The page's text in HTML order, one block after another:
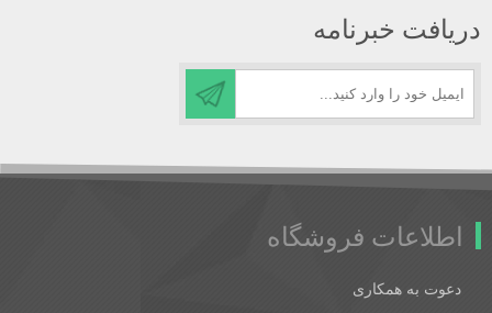
دریافت خبرنامه
اطلاعات فروشگاه
دعوت به همکاری